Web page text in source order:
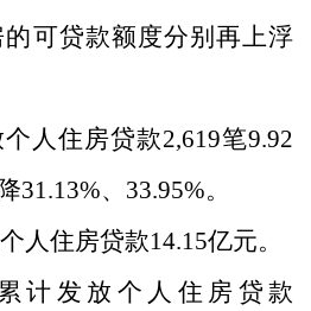
可贷款额度分别再上浮
人住房贷款2,619笔9.92
31.13%、 33.95%。
人住房贷款14.15亿元。
计发放个人住房贷款